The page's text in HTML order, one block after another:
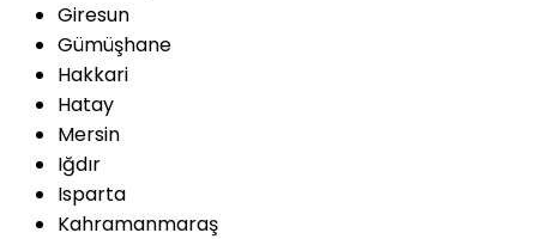
Giresun
Gümüşhane
Hakkari
Hatay
Mersin
Iğdır
Isparta
Kahramanmaraş